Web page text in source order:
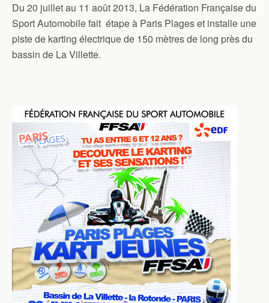
Du 20 juillet au 11 août 2013, La Fédération Française du
Sport Automobile fait étape à Paris Plages et installe une
piste de karting électrique de 150 mètres de long près du
bassin de La Villette.